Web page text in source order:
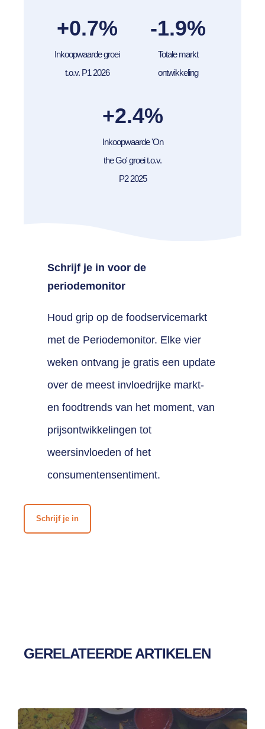
+0.7%
Inkoopwaarde groei
t.o.v. P1 2026
-1.9%
Totale markt
ontwikkeling
+2.4%
Inkoopwaarde 'On
the Go' groei t.o.v.
P2 2025
Schrijf je in voor de
periodemonitor
Houd grip op de foodservicemarkt
met de Periodemonitor. Elke vier
weken ontvang je gratis een update
over de meest invloedrijke markt-
en foodtrends van het moment, van
prijsontwikkelingen tot
weersinvloeden of het
consumentensentiment.
Schrijf je in
GERELATEERDE ARTIKELEN